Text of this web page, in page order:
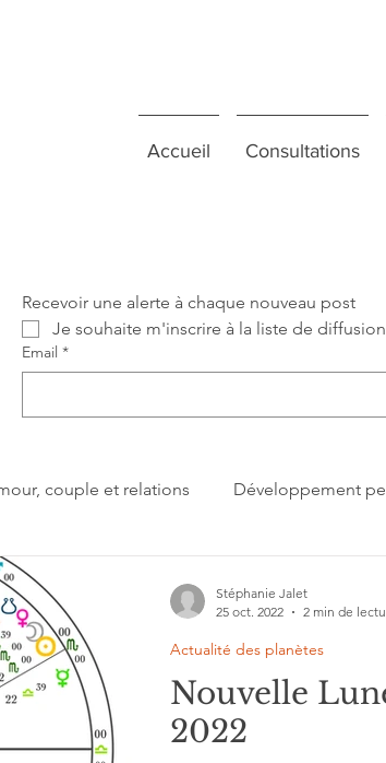
Accueil Consultations
Recevoir une alerte à chaque nouveau post
Je souhaite m'inscrire à la liste de diffusion
Email *
couple et relations Développement
à retenir
du zodiaque
Grands cycles
Nouvelle
2022
Actualité des planètes
Stéphanie Jalet
25 oct. 2022
2 min de